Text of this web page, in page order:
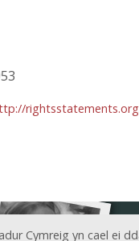
Cymreig yn cael ei